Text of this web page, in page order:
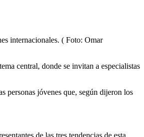
internacionales. ( Foto: Omar
central, donde se invitan a especialistas
personas jóvenes que, según dijeron los